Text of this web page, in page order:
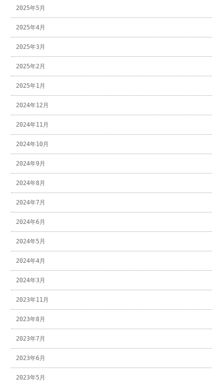
2025年5月
2025年4月
2025年3月
2025年2月
2025年1月
2024年12月
2024年11月
2024年10月
2024年9月
2024年8月
2024年7月
2024年6月
2024年5月
2024年4月
2024年3月
2023年11月
2023年8月
2023年7月
2023年6月
2023年5月